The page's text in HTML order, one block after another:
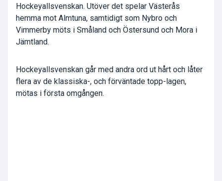
Hockeyallsvenskan. Utöver det spelar Västerås
hemma mot Almtuna, samtidigt som Nybro och
Vimmerby möts i Småland och Östersund och Mora i
Jämtland.
Hockeyallsvenskan går med andra ord ut hårt och låter
flera av de klassiska-, och förväntade topp-lagen,
mötas i första omgången.